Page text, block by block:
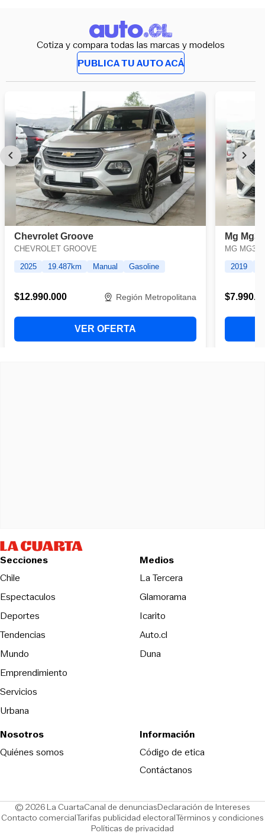
Cotiza y compara todas las marcas y modelos
PUBLICA TU AUTO ACÁ
Secciones
Chile
Espectaculos
Deportes
Tendencias
Mundo
Emprendimiento
Servicios
Urbana
Medios
La TerceraOpens in new
Glamorama
Icarito
Auto.cl
DunaOpens in new window
Nosotros
Quiénes somos
Información
Código de eticaOpens in new
Contáctanos
© 2026 La CuartaCanal de denunciasOpens in new window
Declaración de Intereses
Contacto comercialOpens in new window
Tarifas publicidad electoralOpens in new window
Términos y condiciones
Políticas de privacidad